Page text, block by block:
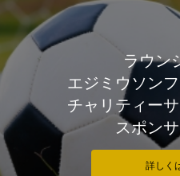
ラウン
エジミウソン
チャリティー
スポン
詳しく